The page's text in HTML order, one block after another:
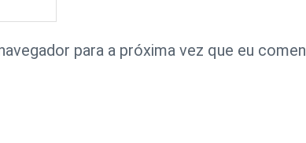
para a próxima vez que eu